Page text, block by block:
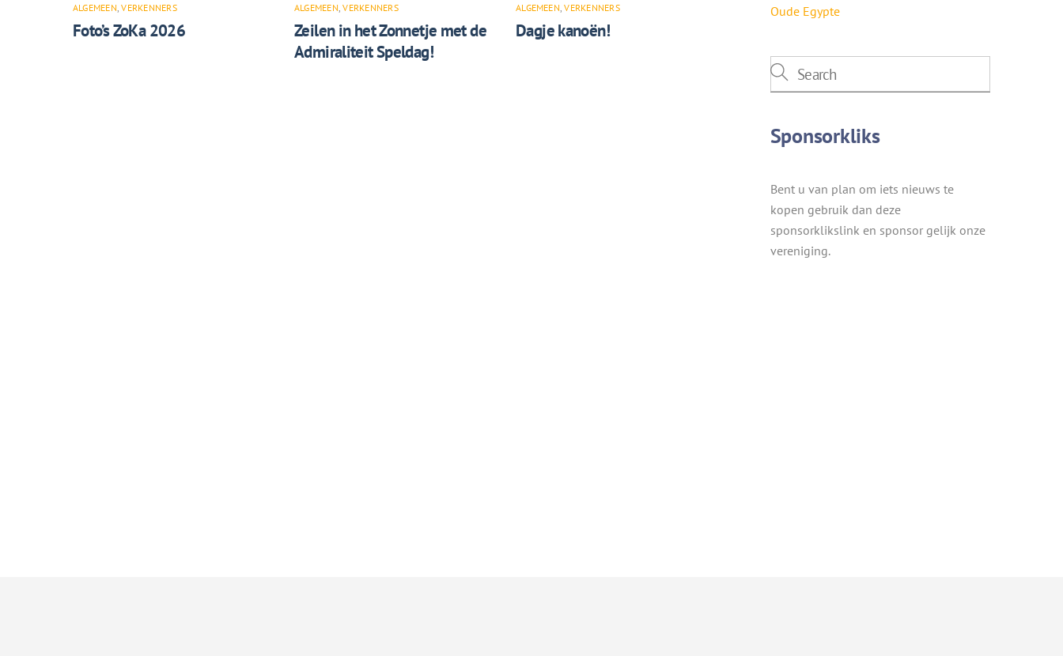
ALGEMEEN ,VERKENNERS
Foto’s ZoKa 2026
ALGEMEEN ,VERKENNERS
Zeilen in het Zonnetje met de
Admiraliteit Speldag!
ALGEMEEN ,VERKENNERS
Dagje kanoën!
Oude Egypte
Sponsorkliks
Bent u van plan om iets nieuws te
kopen gebruik dan deze
sponsorklikslink en sponsor gelijk onze
vereniging.